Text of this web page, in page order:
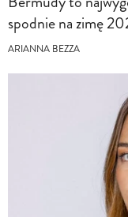
spodnie na zimę
ARIANNA BEZZA